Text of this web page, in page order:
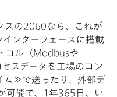
スの2060なら、これが
ンターフェースに搭載
コル（Modbusや
スデータを工場のコン
ム≫で送ったり、外部デ
可能で、1年365日、い